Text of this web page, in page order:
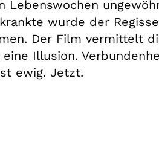
Lebenswochen
wurde der
Der Film vermittelt
Illusion.
ewig. Jetzt.